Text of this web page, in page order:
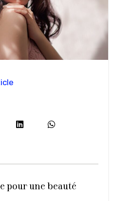
pour une beauté